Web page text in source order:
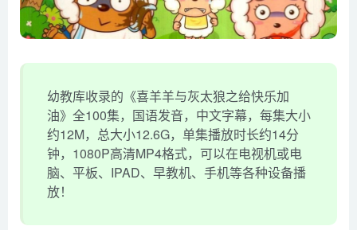
幼教库收录的《喜羊羊与灰太狼之给快乐加
油》全100集，国语发音，中文字幕，每集大小
约12M，总大小12.6G，单集播放时长约14分
钟，1080P高清MP4格式，可以在电视机或电
脑、平板、IPAD、早教机、手机等各种设备播
放！